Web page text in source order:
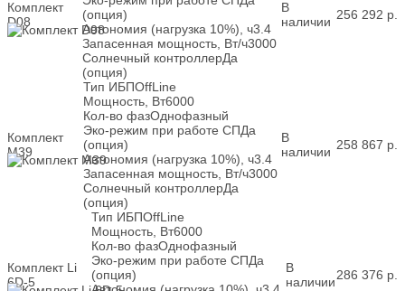
Комплект
D08
(опция)
Автономия (нагрузка 10%), ч3.4
Запасенная мощность, Вт/ч3000
Солнечный контроллерДа
(опция)
В
наличии 256 292 р.
Комплект
M39
Тип ИБПOffLine
Мощность, Вт6000
Кол-во фазОднофазный
Эко-режим при работе СПДа
(опция)
Автономия (нагрузка 10%), ч3.4
Запасенная мощность, Вт/ч3000
Солнечный контроллерДа
(опция)
В
наличии 258 867 р.
Комплект Li
6D-5
Тип ИБПOffLine
Мощность, Вт6000
Кол-во фазОднофазный
Эко-режим при работе СПДа
(опция)
В
наличии286 376 р.